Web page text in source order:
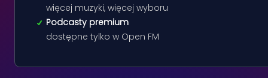
więcej muzyki, więcej wyboru
Podcasty premium
dostępne tylko w Open FM